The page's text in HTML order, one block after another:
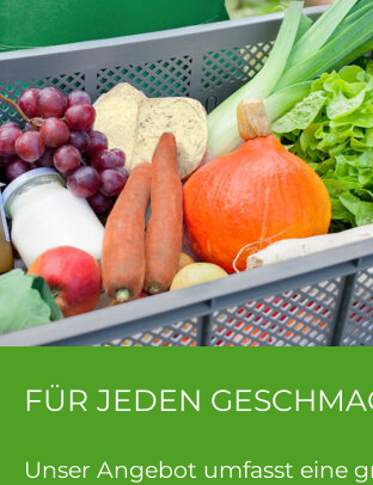
FÜR JEDEN
Unser Angebot umfasst eine